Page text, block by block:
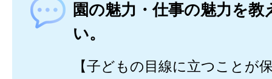
園の魅力・仕事の魅力を教
い。
【子どもの目線に立つことが